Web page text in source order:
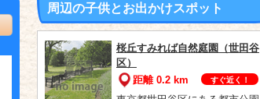
周辺の子供とお出かけスポット
桜丘すみれば自然庭園（世田谷
区）
距離 0.2 km
すぐ近く！